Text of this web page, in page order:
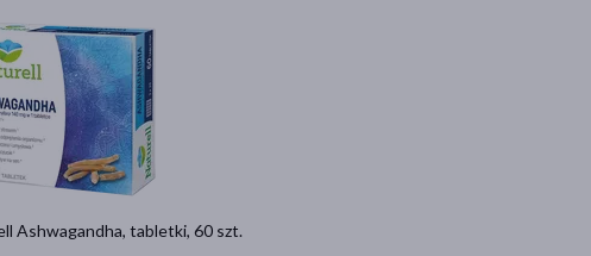
Ashwagandha, tabletki, 60 szt.